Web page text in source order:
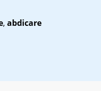
, abdicare